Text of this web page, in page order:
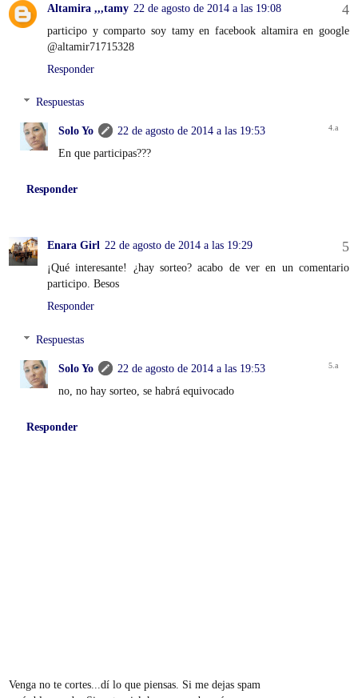
Altamira ,,,tamy 22 de agosto de 2014 a las 19:08
participo y comparto soy tamy en facebook altamira en google
@altamir71715328
Responder
Respuestas
Solo Yo
22 de agosto de 2014 a las 19:53
En que participas???
Responder
Enara Girl 22 de agosto de 2014 a las 19:29
¡Qué interesante! ¿hay sorteo? acabo de ver en un comentario
participo. Besos
Responder
Respuestas
Solo Yo
22 de agosto de 2014 a las 19:53
no, no hay sorteo, se habrá equivocado
Responder
Venga no te cortes...dí lo que piensas. Si me dejas spam